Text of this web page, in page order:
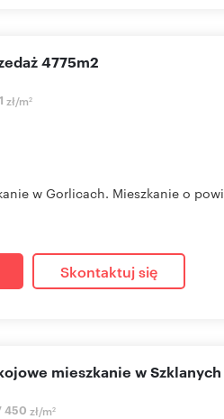
zł/m2
4775m2
w Gorlicach. Mieszkanie o
Skontaktuj się
450 zł/m2
mieszkanie w